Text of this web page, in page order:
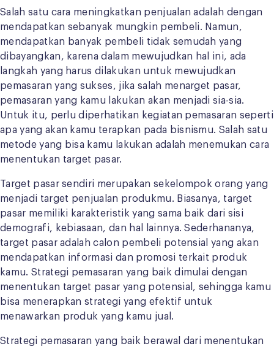
Salah satu cara meningkatkan penjualan adalah dengan
mendapatkan sebanyak mungkin pembeli. Namun,
mendapatkan banyak pembeli tidak semudah yang
dibayangkan, karena dalam mewujudkan hal ini, ada
langkah yang harus dilakukan untuk mewujudkan
pemasaran yang sukses, jika salah menarget pasar,
pemasaran yang kamu lakukan akan menjadi sia-sia.
Untuk itu, perlu diperhatikan kegiatan pemasaran seperti
apa yang akan kamu terapkan pada bisnismu. Salah satu
metode yang bisa kamu lakukan adalah menemukan cara
menentukan target pasar.
Target pasar sendiri merupakan sekelompok orang yang
menjadi target penjualan produkmu. Biasanya, target
pasar memiliki karakteristik yang sama baik dari sisi
demografi, kebiasaan, dan hal lainnya. Sederhananya,
target pasar adalah calon pembeli potensial yang akan
mendapatkan informasi dan promosi terkait produk
kamu. Strategi pemasaran yang baik dimulai dengan
menentukan target pasar yang potensial, sehingga kamu
bisa menerapkan strategi yang efektif untuk
menawarkan produk yang kamu jual.
Strategi pemasaran yang baik berawal dari menentukan